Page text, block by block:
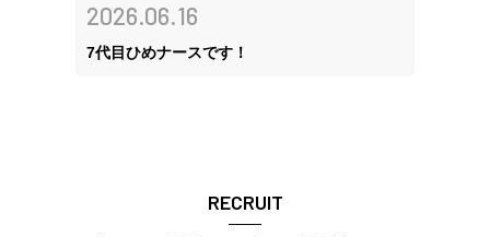
2026.06.16
7代目ひめナースです！
RECRUIT